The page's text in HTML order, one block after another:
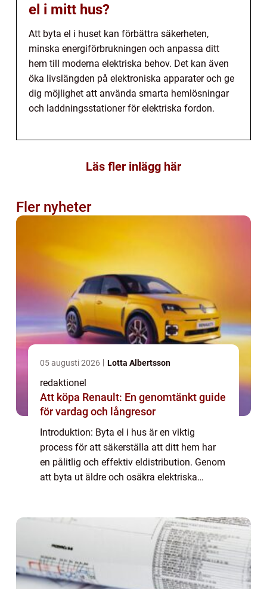
el i mitt hus?
Att byta el i huset kan förbättra säkerheten,
minska energiförbrukningen och anpassa ditt
hem till moderna elektriska behov. Det kan även
öka livslängden på elektroniska apparater och ge
dig möjlighet att använda smarta hemlösningar
och laddningsstationer för elektriska fordon.
Läs fler inlägg här
Fler nyheter
05 augusti 2026 Lotta Albertsson
redaktionel
Att köpa Renault: En genomtänkt guide
för vardag och långresor
Introduktion: Byta el i hus är en viktig
process för att säkerställa att ditt hem har
en pålitlig och effektiv eldistribution. Genom
att byta ut äldre och osäkra elektriska